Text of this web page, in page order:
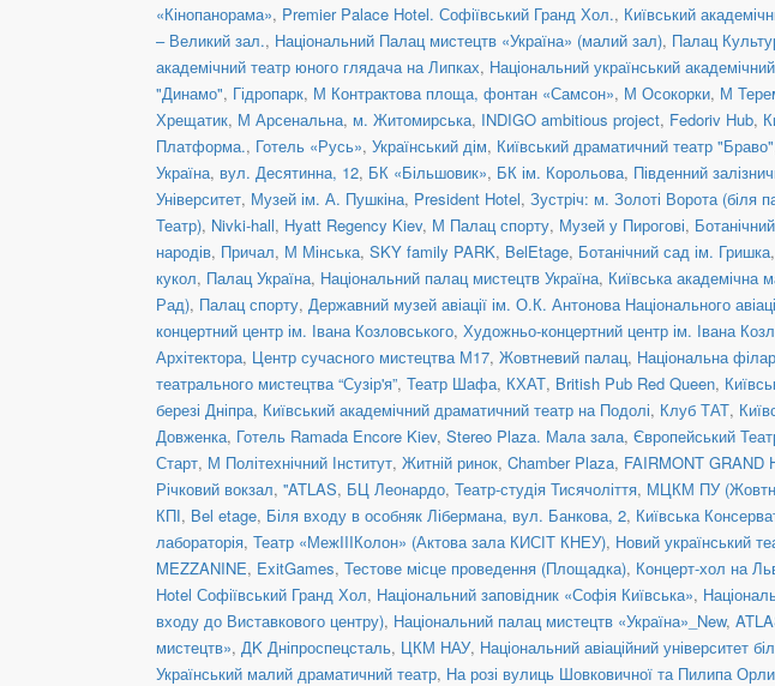
«Кінопанорама», Premier Palace Hotel. Софіївський Гранд Хол., Київський
– Великий зал., Національний Палац мистецтв «Україна» (малий зал), Палац
академічний театр юного глядача на Липках, Національний український
"Динамо", Гідропарк, М Контрактова площа, фонтан «Самсон», М Осокорки, М
Хрещатик, М Арсенальна, м. Житомирська, INDIGO ambitious project, Fedoriv Hub,
Платформа., Готель «Русь», Український дім, Київський драматичний театр "Браво"
Україна, вул. Десятинна, 12, БК «Більшовик», БК ім. Корольова, Південний
Університет, Музей ім. А. Пушкіна, President Hotel, Зустріч: м. Золоті Ворота (біля
Театр), Nivki-hall, Hyatt Regency Kiev, М Палац спорту, Музей у Пирогові,
народів, Причал, М Мінська, SKY family PARK, BelEtage, Ботанічний сад ім. Гришка,
кукол, Палац Україна, Національний палац мистецтв Україна, Київська академічна
Рад), Палац спорту, Державний музей авіації ім. О.К. Антонова Національного
концертний центр ім. Івана Козловського, Художньо-концертний центр ім. Івана
Архітектора, Центр сучасного мистецтва М17, Жовтневий палац, Національна
театрального мистецтва “Сузір'я”, Театр Шафа, КХАТ, British Pub Red Queen,
березі Дніпра, Київський академічний драматичний театр на Подолі, Клуб ТАТ,
Довженка, Готель Ramada Encore Kiev, Stereo Plaza. Мала зала, Європейський
Старт, М Політехнічний Інститут, Житній ринок, Chamber Plaza, FAIRMONT GRAND
Річковий вокзал, ''ATLAS, БЦ Леонардо, Театр-студія Тисячоліття, МЦКМ ПУ
КПІ, Bel etage, Біля входу в особняк Лібермана, вул. Банкова, 2, Київська
лабораторія, Театр «МежIIIКолон» (Актова зала КИСІТ КНЕУ), Новий український
MEZZANINE, ExitGames, Тестове місце проведення (Площадка), Концерт-хол на
Hotel Софіївський Гранд Хол, Національний заповідник «Софія Київська»,
входу до Виставкового центру), Національний палац мистецтв «Україна»_New,
мистецтв», ДK Дніпроспецсталь, ЦКМ НАУ, Національний авіаційний університет
Український малий драматичний театр, На розі вулиць Шовковичної та Пилипа